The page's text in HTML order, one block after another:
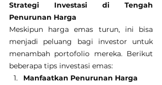
Strategi Investasi di Tengah
Penurunan Harga
Meskipun harga emas turun, ini bisa
menjadi peluang bagi investor untuk
menambah portofolio mereka. Berikut
beberapa tips investasi emas:
Manfaatkan Penurunan Harga